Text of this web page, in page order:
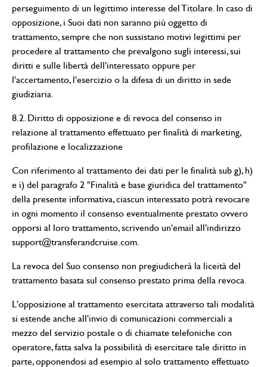
perseguimento di un legittimo interesse del Titolare. In caso di
opposizione, i Suoi dati non saranno più oggetto di
trattamento, sempre che non sussistano motivi legittimi per
procedere al trattamento che prevalgono sugli interessi, sui
diritti e sulle libertà dell'interessato oppure per
l'accertamento, l'esercizio o la difesa di un diritto in sede
giudiziaria.
8.2. Diritto di opposizione e di revoca del consenso in
relazione al trattamento effettuato per finalità di marketing,
profilazione e localizzazione
Con riferimento al trattamento dei dati per le finalità sub g), h)
e i) del paragrafo 2 "Finalità e base giuridica del trattamento"
della presente informativa, ciascun interessato potrà revocare
in ogni momento il consenso eventualmente prestato ovvero
opporsi al loro trattamento, scrivendo un'email all'indirizzo
support@transferandcruise.com
La revoca del Suo consenso non pregiudicherà la liceità del
trattamento basata sul consenso prestato prima della revoca.
L'opposizione al trattamento esercitata attraverso tali modalità
si estende anche all'invio di comunicazioni commerciali a
mezzo del servizio postale o di chiamate telefoniche con
operatore, fatta salva la possibilità di esercitare tale diritto in
parte, opponendosi ad esempio al solo trattamento effettuato